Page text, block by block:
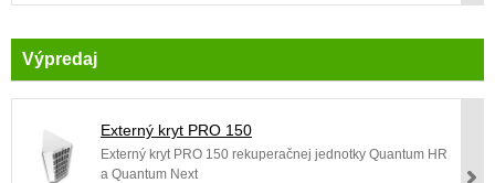
Výpredaj
Externý kryt PRO 150
Externý kryt PRO 150 rekuperačnej jednotky Quantum HR
a Quantum Next